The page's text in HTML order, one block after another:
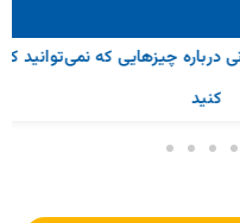
چیزهایی که نمی‌توانید کنترل